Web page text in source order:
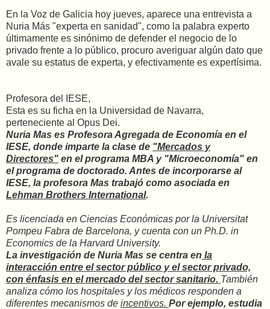
En la Voz de Galicia hoy jueves, aparece una entrevista a
Nuria Más "experta en sanidad", como la palabra experto
últimamente es sinónimo de defender el negocio de lo
privado frente a lo público, procuro averiguar algún dato que
avale su estatus de experta, y efectivamente es expertísima.
Profesora del IESE,
Esta es su ficha en la Universidad de Navarra,
perteneciente al Opus Dei.
Nuria Mas es Profesora Agregada de Economía en el
IESE, donde imparte la clase de "Mercados y
Directores" en el programa MBA y "Microeconomía" en
el programa de doctorado. Antes de incorporarse al
IESE, la profesora Mas trabajó como asociada en
Lehman Brothers International.
Es licenciada en Ciencias Económicas por la Universitat
Pompeu Fabra de Barcelona, y cuenta con un Ph.D. in
Economics de la Harvard University.
La investigación de Nuria Mas se centra en la
interacción entre el sector público y el sector privado,
con énfasis en el mercado del sector sanitario. También
analiza cómo los hospitales y los médicos responden a
diferentes mecanismos de incentivos. Por ejemplo, estudia